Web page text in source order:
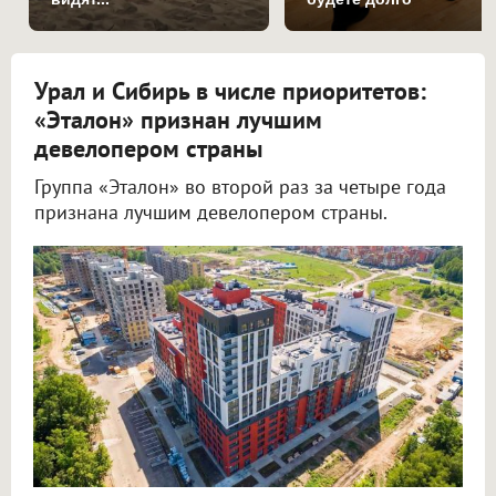
Урал и Сибирь в числе приоритетов:
«Эталон» признан лучшим
девелопером страны
Группа «Эталон» во второй раз за четыре года
признана лучшим девелопером страны.